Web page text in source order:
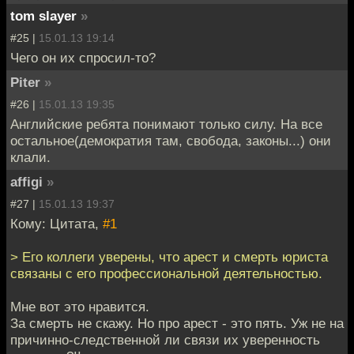
tom slayer »
#25 | 15.01.13 19:14
Чего он их спросил-то?
Piter »
#26 | 15.01.13 19:35
Английские ребята понимают только силу. На все
остальное(демократия там, свобода, законы...) они
клали.
affigi »
#27 | 15.01.13 19:37
Кому: Цитата, #1
> Его коллеги уверены, что арест и смерть юриста
связаны с его профессиональной деятельностью.
Мне вот это нравится.
За смерть не скажу. Но про арест - это пять. Уж не на
причинно-следственной ли связи их уверенность